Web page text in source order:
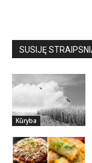
SUSIJĘ
Kūryba